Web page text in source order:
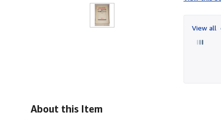
View all
About this Item